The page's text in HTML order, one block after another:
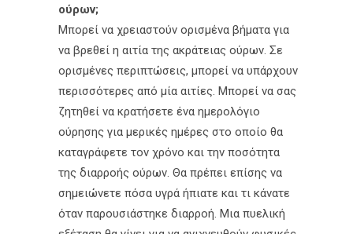
ούρων;
Μπορεί να χρειαστούν ορισμένα βήματα για
να βρεθεί η αιτία της ακράτειας ούρων. Σε
ορισμένες περιπτώσεις, μπορεί να υπάρχουν
περισσότερες από μία αιτίες. Μπορεί να σας
ζητηθεί να κρατήσετε ένα ημερολόγιο
ούρησης για μερικές ημέρες στο οποίο θα
καταγράφετε τον χρόνο και την ποσότητα
της διαρροής ούρων. Θα πρέπει επίσης να
σημειώνετε πόσα υγρά ήπιατε και τι κάνατε
όταν παρουσιάστηκε διαρροή. Μια πυελική